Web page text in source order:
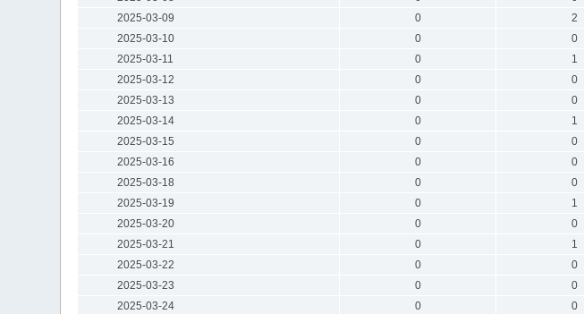
2025-03-09
0 2
2025-03-10
0 0
2025-03-11
0 1
2025-03-12
0 0
2025-03-13
0 0
2025-03-14
0 1
2025-03-15
0 0
2025-03-16
0 0
2025-03-18
0 0
2025-03-19
0 1
2025-03-20
0 0
2025-03-21
0 1
2025-03-22
0 0
2025-03-23
0 0
2025-03-24
0 0